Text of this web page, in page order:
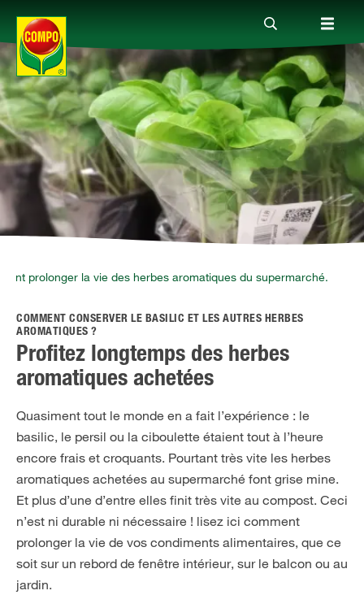
Produits
Conseil
Thèmes
Service
Qui sommes-nous?
FR NL
prolonger la vie des herbes aromatiques du supermarché.
COMMENT CONSERVER LE BASILIC ET LES AUTRES HERBES
AROMATIQUES ?
Profitez longtemps des herbes
aromatiques achetées
Quasiment tout le monde en a fait l’expérience : le
basilic, le persil ou la ciboulette étaient tout à l’heure
encore frais et croquants. Pourtant très vite les herbes
aromatiques achetées au supermarché font grise mine.
Et plus d’une d’entre elles finit très vite au compost. Ceci
n’est ni durable ni nécessaire ! lisez ici comment
prolonger la vie de vos condiments alimentaires, que ce
soit sur un rebord de fenêtre intérieur, sur le balcon ou au
jardin.